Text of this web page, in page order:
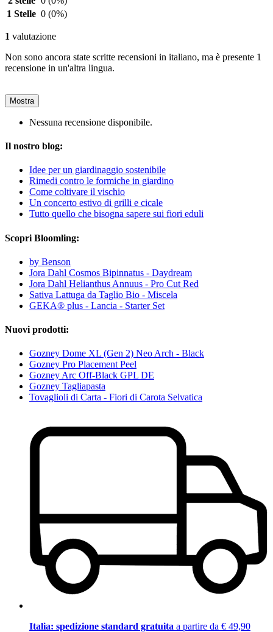
1 Stelle 0 (0%)
1 valutazione
Non sono ancora state scritte recensioni in italiano, ma è presente 1
recensione in un'altra lingua.
Mostra
Nessuna recensione disponibile.
Il nostro blog:
Idee per un giardinaggio sostenibile
Rimedi contro le formiche in giardino
Come coltivare il vischio
Un concerto estivo di grilli e cicale
Tutto quello che bisogna sapere sui fiori eduli
Scopri Bloomling:
by Benson
Jora Dahl Cosmos Bipinnatus - Daydream
Jora Dahl Helianthus Annuus - Pro Cut Red
Sativa Lattuga da Taglio Bio - Miscela
GEKA® plus - Lancia - Starter Set
Nuovi prodotti:
Gozney Dome XL (Gen 2) Neo Arch - Black
Gozney Pro Placement Peel
Gozney Arc Off-Black GPL DE
Gozney Tagliapasta
Tovaglioli di Carta - Fiori di Carota Selvatica
Italia: spedizione standard gratuita a partire da € 49,90